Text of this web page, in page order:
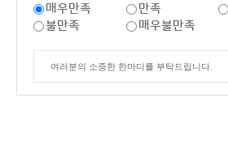
매우만족
만족
불만족
매우불만족